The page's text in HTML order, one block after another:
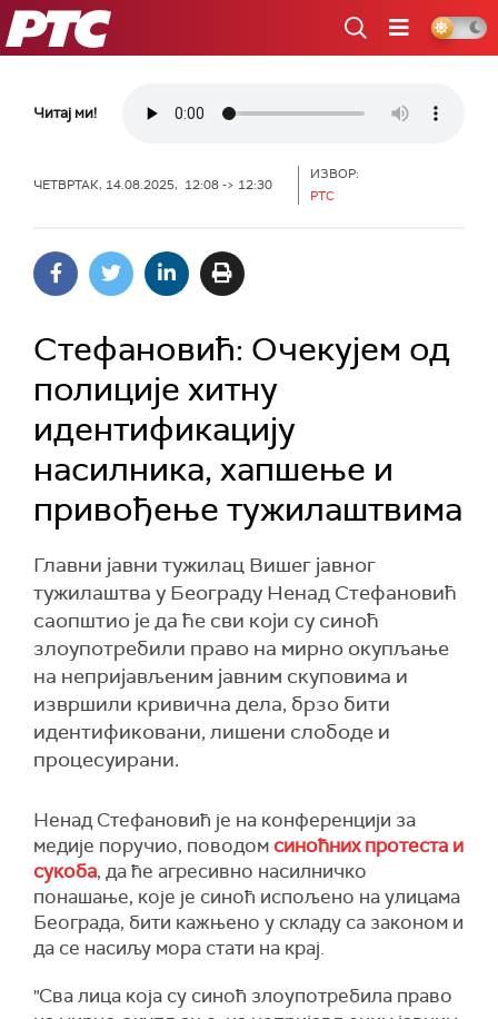
РТС
Читај ми!
ЧЕТВРТАК, 14.08.2025, 12:08 -> 12:30
ИЗВОР:
РТС
Стефановић: Очекујем од
полиције хитну
идентификацију
насилника, хапшење и
привођење тужилаштвима
Главни јавни тужилац Вишег јавног
тужилаштва у Београду Ненад Стефановић
саопштио је да ће сви који су синоћ
злоупотребили право на мирно окупљање
на непријављеним јавним скуповима и
извршили кривична дела, брзо бити
идентификовани, лишени слободе и
процесуирани.
Ненад Стефановић је на конференцији за
медије поручио, поводом синоћних протеста и
сукоба, да ће агресивно насилничко
понашање, које је синоћ испољено на улицама
Београда, бити кажњено у складу са законом и
да се насиљу мора стати на крај.
"Сва лица која су синоћ злоупотребила право